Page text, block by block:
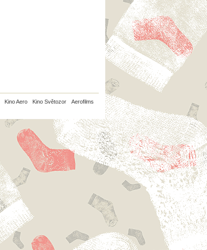
Kino Aero Kino Světozor Aerofilms